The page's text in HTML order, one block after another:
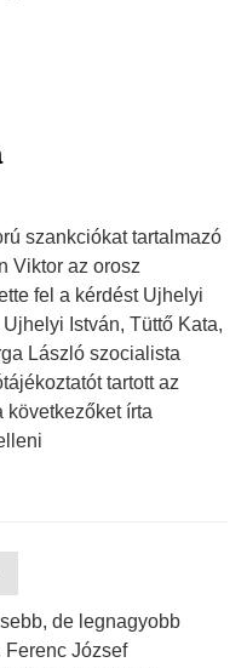
szankciókat tartalmazó
Viktor az orosz
fel a kérdést Ujhelyi
István, Tüttő Kata,
László szocialista
tartott az
következőket írta
de legnagyobb
Ferenc József